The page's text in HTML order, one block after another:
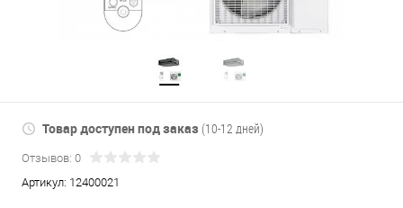
Товар доступен под заказ (10-12 дней)
Отзывов: 0
Артикул: 12400021